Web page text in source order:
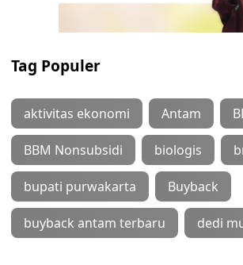
Tag Populer
aktivitas ekonomi Antam
BBM Nonsubsidi biologis
bupati purwakarta Buyback
buyback antam terbaru dedi